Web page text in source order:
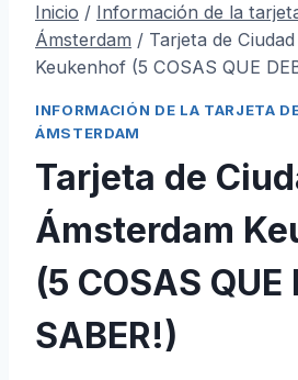
Inicio / Información de la
Ámsterdam / Tarjeta de
Keukenhof (5 COSAS QUE
INFORMACIÓN DE LA TARJETA
ÁMSTERDAM
Tarjeta de
Ámsterdam
(5 COSAS QUE
SABER!)